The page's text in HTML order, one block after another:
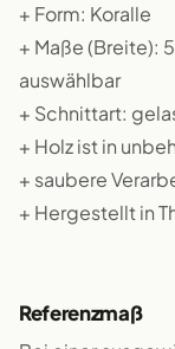
+ Form: Koralle
+ Maße (Breite):
auswählbar
+ Schnittart:
+ Holz ist in
+ saubere
+ Hergestellt in
Referenzmaß